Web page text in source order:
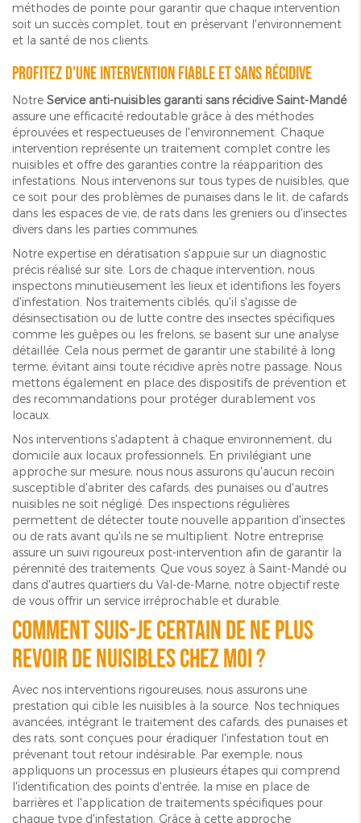
méthodes de pointe pour garantir que chaque intervention
soit un succès complet, tout en préservant l'environnement
et la santé de nos clients.
Profitez d'une intervention fiable et sans récidive
Notre Service anti-nuisibles garanti sans récidive Saint-Mandé
assure une efficacité redoutable grâce à des méthodes
éprouvées et respectueuses de l'environnement. Chaque
intervention représente un traitement complet contre les
nuisibles et offre des garanties contre la réapparition des
infestations. Nous intervenons sur tous types de nuisibles, que
ce soit pour des problèmes de punaises dans le lit, de cafards
dans les espaces de vie, de rats dans les greniers ou d'insectes
divers dans les parties communes.
Notre expertise en dératisation s'appuie sur un diagnostic
précis réalisé sur site. Lors de chaque intervention, nous
inspectons minutieusement les lieux et identifions les foyers
d'infestation. Nos traitements ciblés, qu'il s'agisse de
désinsectisation ou de lutte contre des insectes spécifiques
comme les guêpes ou les frelons, se basent sur une analyse
détaillée. Cela nous permet de garantir une stabilité à long
terme, évitant ainsi toute récidive après notre passage. Nous
mettons également en place des dispositifs de prévention et
des recommandations pour protéger durablement vos
locaux.
Nos interventions s'adaptent à chaque environnement, du
domicile aux locaux professionnels. En privilégiant une
approche sur mesure, nous nous assurons qu'aucun recoin
susceptible d'abriter des cafards, des punaises ou d'autres
nuisibles ne soit négligé. Des inspections régulières
permettent de détecter toute nouvelle apparition d'insectes
ou de rats avant qu'ils ne se multiplient. Notre entreprise
assure un suivi rigoureux post-intervention afin de garantir la
pérennité des traitements. Que vous soyez à Saint-Mandé ou
dans d'autres quartiers du Val-de-Marne, notre objectif reste
de vous offrir un service irréprochable et durable.
Comment suis-je certain de ne plus
revoir de nuisibles chez moi ?
Avec nos interventions rigoureuses, nous assurons une
prestation qui cible les nuisibles à la source. Nos techniques
avancées, intégrant le traitement des cafards, des punaises et
des rats, sont conçues pour éradiquer l'infestation tout en
prévenant tout retour indésirable. Par exemple, nous
appliquons un processus en plusieurs étapes qui comprend
l'identification des points d'entrée, la mise en place de
barrières et l'application de traitements spécifiques pour
chaque type d'infestation. Grâce à cette approche